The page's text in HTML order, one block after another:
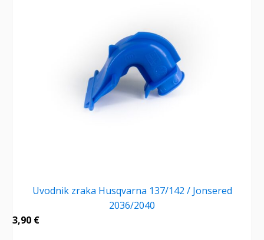
Uvodnik zraka Husqvarna 137/142 / Jonsered
2036/2040
3,90 €